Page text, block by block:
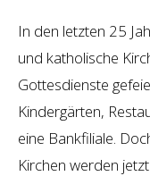
In den letzten 25
und katholische
Gottesdienste
Kindergärten,
eine Bankfiliale.
Kirchen werden